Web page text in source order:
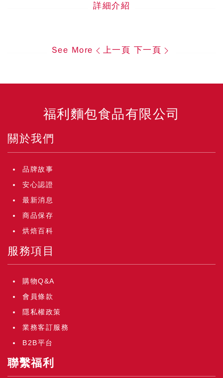
詳細介紹
See More 上一頁 下一頁
福利麵包食品有限公司
關於我們
品牌故事
安心認證
最新消息
商品保存
烘焙百科
服務項目
購物Q&A
會員條款
隱私權政策
業務客訂服務
B2B平台
聯繫福利